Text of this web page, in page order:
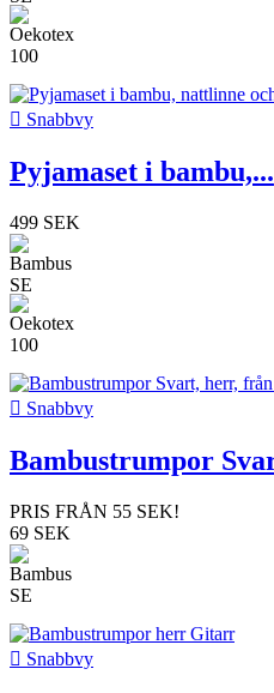
 Snabbvy
Pyjamaset i bambu,...
499 SEK
 Snabbvy
Bambustrumpor
PRIS FRÅN 55 SEK!
69 SEK
 Snabbvy